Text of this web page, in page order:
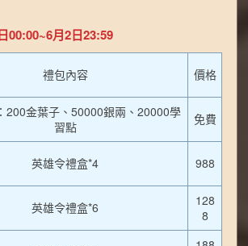
00:00~6月2日23:59
禮包內容 價格
200金葉子、50000銀兩、20000學
習點
免費
英雄令禮盒*4 988
英雄令禮盒*6
128
8